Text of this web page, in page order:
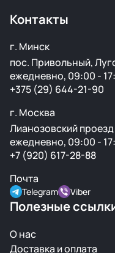
Контакты
г. Минск
пос. Привольный,
ежедневно, 09:00 -
+375 (29) 644-21-90
г. Москва
Лианозовский
ежедневно, 09:00 -
+7 (920) 617-28-88
Почта
Telegram Viber
Полезные
О нас
Доставка и оплата